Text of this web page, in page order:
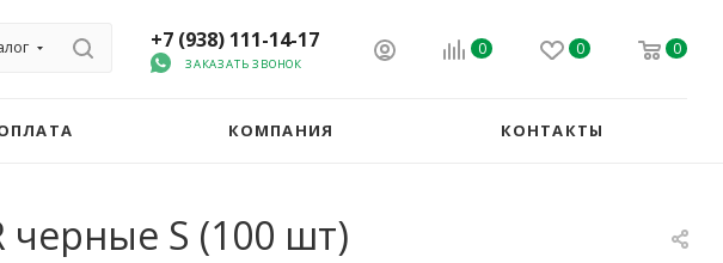
+7 (938) 111-14-17
ЗАКАЗАТЬ ЗВОНОК
0 0 0
КОМПАНИЯ КОНТАКТЫ
S (100 шт)